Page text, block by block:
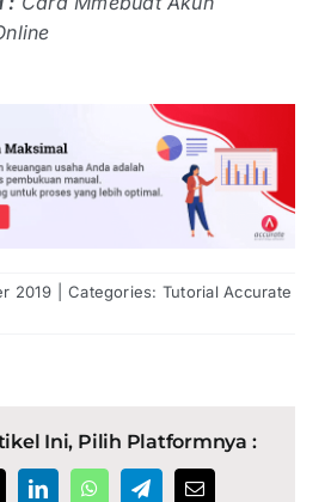
2019 Categories: Tutorial Accurate
Ini, Pilih Platformnya :
LinkedInWhatsAppTelegramEmail